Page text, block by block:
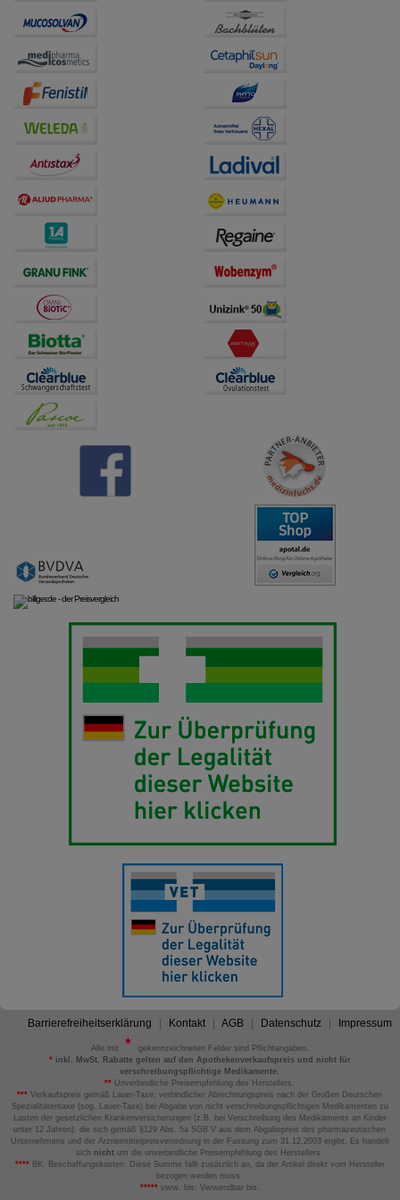
unserer Website sammeln, mit deren Hilfe wir unsere
Website weiter für Sie optimieren können, den Inhalt
Drittseiten möglichst relevant für Sie zu gestalten.
Bitte beachten Sie, dass Daten hierfür teilweise an
Dritte wie z.B. Google oder soziale Medien
übertragen werden.
Barrierefreiheitserklärung Kontakt AGB Datenschutz Impressum
Alle mit
gekennzeichneten Felder sind Pflichtangaben.
*inkl. MwSt. Rabatte gelten auf den Apothekenverkaufspreis und nicht für
verschreibungspflichtige Medikamente.
** Unverbindliche Preisempfehlung des Herstellers.
*** Verkaufspreis gemäß Lauer-Taxe; verbindlicher Abrechnungspreis nach der Großen Deutschen
Spezialitätentaxe (sog. Lauer-Taxe) bei Abgabe von nicht verschreibungspflichtigen Medikamenten zu
Lasten der gesetzlichen Krankenversicherungen (z.B. bei Verschreibung des Medikaments an Kinder
unter 12 Jahren), die sich gemäß §129 Abs. 5a SGB V aus dem Abgabepreis des pharmazeutischen
Unternehmens und der Arzneimittelpreisverordnung in der Fassung zum 31.12.2003 ergibt. Es handelt
sich nicht um die unverbindliche Preisempfehlung des Herstellers.
****BK: Beschaffungskosten. Diese Summe fällt zusätzlich an, da der Artikel direkt vom Hersteller
bezogen werden muss.
*****verw. bis: Verwendbar bis.